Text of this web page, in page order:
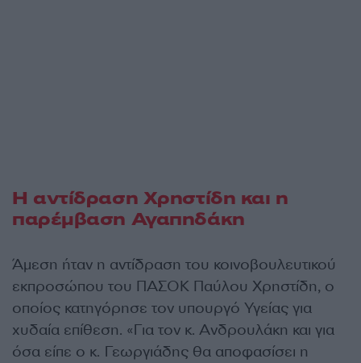
Η αντίδραση Χρηστίδη και η
παρέμβαση Αγαπηδάκη
Άμεση ήταν η αντίδραση του κοινοβουλευτικού
εκπροσώπου του ΠΑΣΟΚ Παύλου Χρηστίδη, ο
οποίος κατηγόρησε τον υπουργό Υγείας για
χυδαία επίθεση. «Για τον κ. Ανδρουλάκη και για
όσα είπε ο κ. Γεωργιάδης θα αποφασίσει η